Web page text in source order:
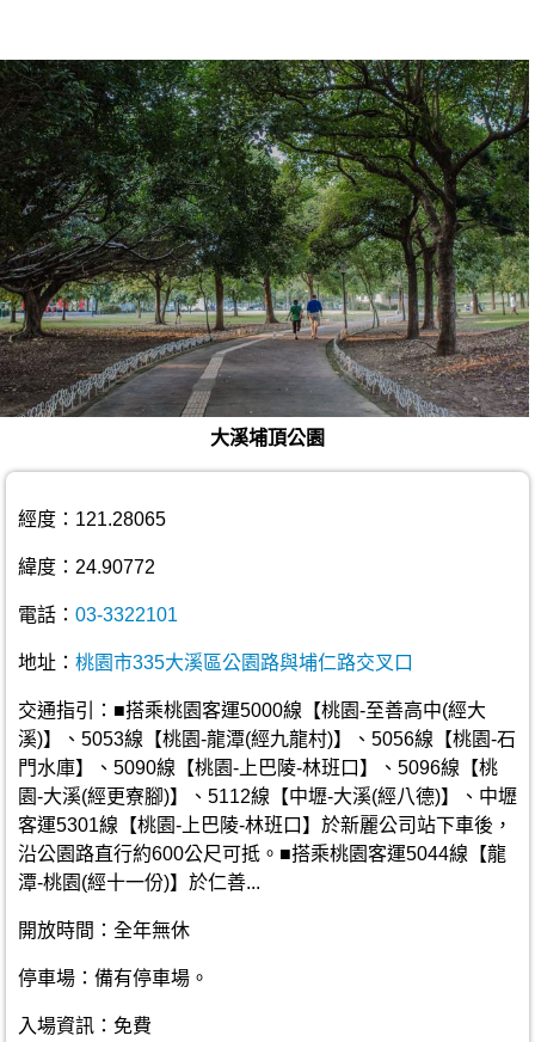
大溪埔頂公園
經度：121.28065
緯度：24.90772
電話： 03-3322101
地址： 桃園市335大溪區公園路與埔仁路交叉口
交通指引：■搭乘桃園客運5000線【桃園-至善高中(經大
溪)】、5053線【桃園-龍潭(經九龍村)】、5056線【桃園-石
門水庫】、5090線【桃園-上巴陵-林班口】、5096線【桃
園-大溪(經更寮腳)】、5112線【中壢-大溪(經八德)】、中壢
客運5301線【桃園-上巴陵-林班口】於新麗公司站下車後，
沿公園路直行約600公尺可抵。■搭乘桃園客運5044線【龍
潭-桃園(經十一份)】於仁善...
開放時間：全年無休
停車場：備有停車場。
入場資訊：免費